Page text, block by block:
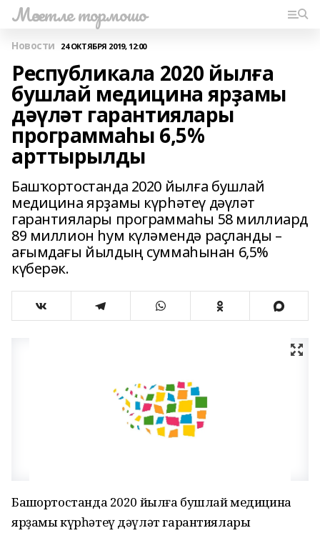
Мәсетле тормошо
Новости 24 ОКТЯБРЯ 2019, 12:00
Республикала 2020 йылға
бушлай медицина ярҙамы
дәүләт гарантиялары
программаһы 6,5%
арттырылды
Башҡортостанда 2020 йылға бушлай
медицина ярҙамы күрһәтеү дәүләт
гарантиялары программаһы 58 миллиард
89 миллион һум күләмендә раҫланды –
ағымдағы йылдың суммаһынан 6,5%
күберәк.
Башҡортостанда 2020 йылға бушлай медицина
ярҙамы күрһәтеү дәүләт гарантиялары